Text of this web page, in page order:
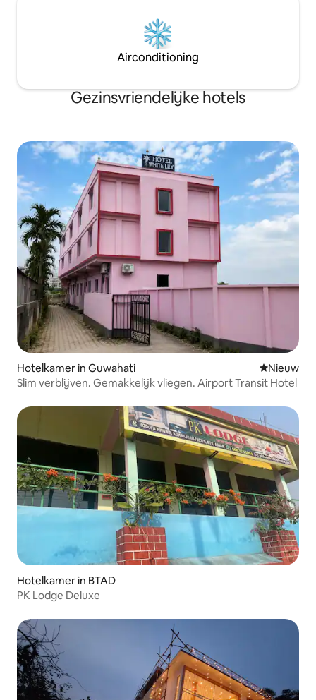
Airconditioning
Gezinsvriendelijke hotels
Hotelkamer in Guwahati Nieuwe
Nieuw
Slim verblijven. Gemakkelijk vliegen. Airport Transit Hotel
Hotelkamer in BTAD
PK Lodge Deluxe